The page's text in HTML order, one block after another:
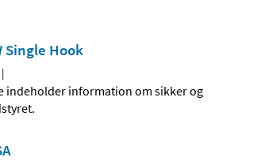
Single Hook
|
indeholder information om sikker og